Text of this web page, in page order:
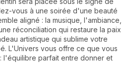
vous à une soirée d'une beauté
aligné : la musique, l'ambiance,
réconciliation qui restaure la paix
artistique qui sublime votre
L'Univers vous offre ce que vous
l'équilibre parfait entre donner et